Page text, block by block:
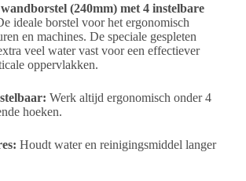
(240mm) met 4 instelbare
ideale borstel voor het ergonomisch
en machines. De speciale gespleten
veel water vast voor een effectiever
oppervlakken.
Werk altijd ergonomisch onder 4
hoeken.
Houdt water en reinigingsmiddel langer